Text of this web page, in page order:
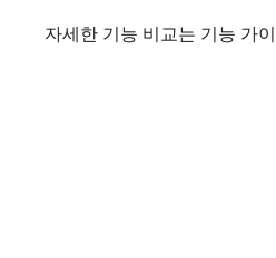
자세한 기능 비교는 기능 가